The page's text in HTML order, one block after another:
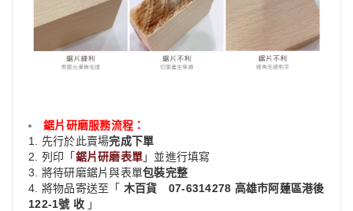
鋸片研磨服務流程：
1. 先行於此賣場完成下單
2. 列印「 鋸片研磨表單」並進行填寫
3. 將待研磨鋸片與表單包裝完整
4. 將物品寄送至「 木百貨 07-6314278 高雄市阿蓮區港後
122-1號 收 」